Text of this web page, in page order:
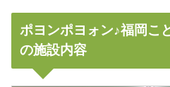
ポヨンポヨォン♪︎福岡こ
の施設内容